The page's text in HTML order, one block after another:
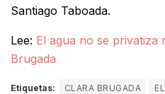
Santiago Taboada.
Lee: El agua no se
Brugada
Etiquetas: CLARA BRUGADA